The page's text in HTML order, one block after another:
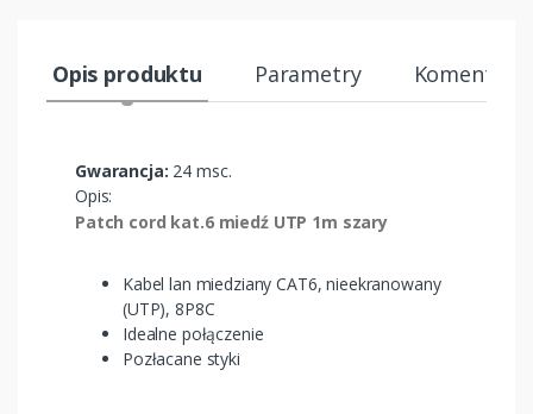
Opis produktu Parametry
Gwarancja: 24 msc.
Opis:
Patch cord kat.6 miedź UTP 1m szary
Kabel lan miedziany CAT6, nieekranowany
(UTP), 8P8C
Idealne połączenie
Pozłacane styki